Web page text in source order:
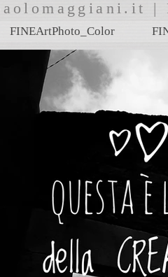
|
FINEArtPhoto_Color